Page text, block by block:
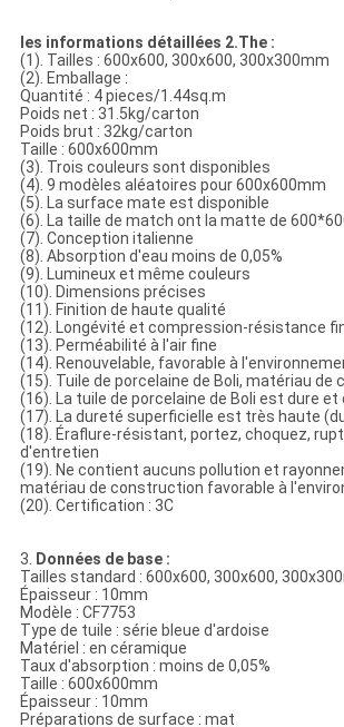
les informations détaillées 2.The :
(1). Tailles : 600x600, 300x600, 300x300mm
(2). Emballage :
Quantité : 4 pieces/1.44sq.m
Poids net : 31.5kg/carton
Poids brut : 32kg/carton
Taille : 600x600mm
(3). Trois couleurs sont disponibles
(4). 9 modèles aléatoires pour 600x600mm
(5). La surface mate est disponible
(6). La taille de match ont la matte de
(7). Conception italienne
(8). Absorption d'eau moins de 0,05%
(9). Lumineux et même couleurs
(10). Dimensions précises
(11). Finition de haute qualité
(12). Longévité et compression-résistance
(13). Perméabilité à l'air fine
(14). Renouvelable, favorable à
(15). Tuile de porcelaine de Boli, matériau
(16). La tuile de porcelaine de Boli est dure et
(17). La dureté superficielle est très haute
(18). Éraflure-résistant, portez, choquez,
d'entretien
(19). Ne contient aucuns pollution et
matériau de construction favorable à
(20). Certification : 3C
3. Données de base :
Tailles standard : 600x600, 300x600,
Épaisseur : 10mm
Modèle : CF7753
Type de tuile : série bleue d'ardoise
Matériel : en céramique
Taux d'absorption : moins de 0,05%
Taille : 600x600mm
Épaisseur : 10mm
Préparations de surface : mat